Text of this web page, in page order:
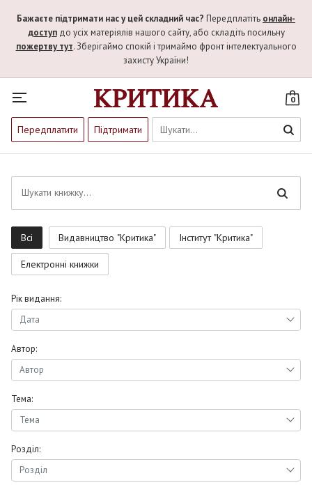
Бажаєте підтримати нас у цей складний час? Передплатіть онлайн-
доступдо усіх матеріялів нашого сайту, або складіть посильну
пожертву тут. Зберігаймо спокій і тримаймо фронт інтелектуального
захисту України!
0
Передплатити Підтримати
Всi Видавництво "Критика" Інститут "Критика"
Електронні книжки
Рiк видання:
Автор:
Тема:
Роздiл: